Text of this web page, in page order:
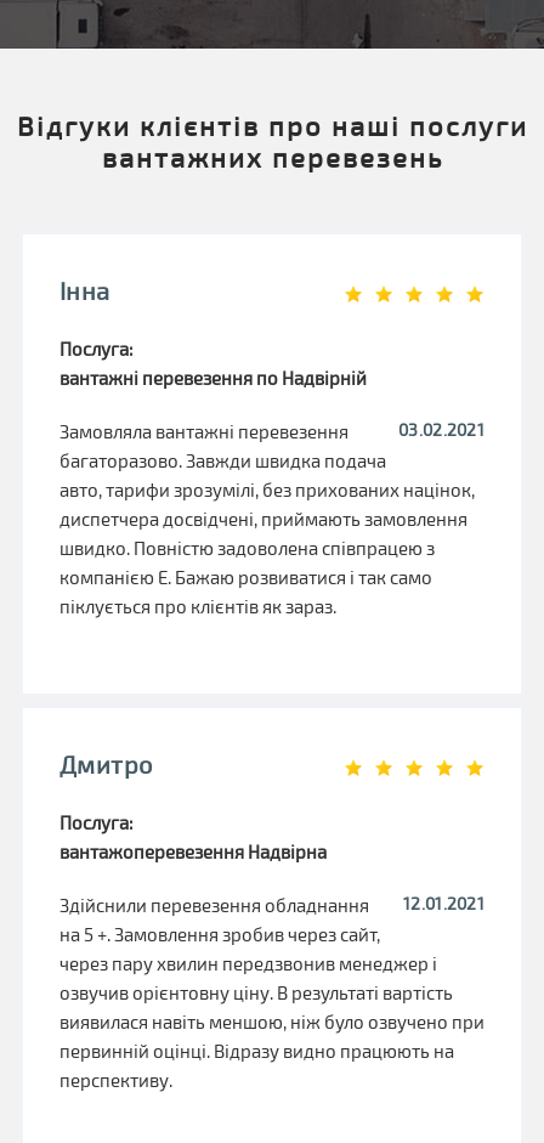
Відгуки клієнтів про наші послуги
вантажних перевезень
Інна
Послуга:
вантажні перевезення по Надвірній
03.02.2021
Замовляла вантажні перевезення
багаторазово. Завжди швидка подача
авто, тарифи зрозумілі, без прихованих націнок,
диспетчера досвідчені, приймають замовлення
швидко. Повністю задоволена співпрацею з
компанією Е. Бажаю розвиватися і так само
піклується про клієнтів як зараз.
Дмитро
Послуга:
вантажоперевезення Надвірна
12.01.2021
Здійснили перевезення обладнання
на 5 +. Замовлення зробив через сайт,
через пару хвилин передзвонив менеджер і
озвучив орієнтовну ціну. В результаті вартість
виявилася навіть меншою, ніж було озвучено при
первинній оцінці. Відразу видно працюють на
перспективу.